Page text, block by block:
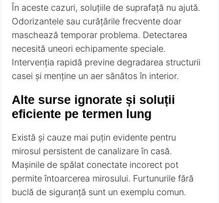
În aceste cazuri, soluțiile de suprafață nu ajută.
Odorizantele sau curățările frecvente doar
maschează temporar problema. Detectarea
necesită uneori echipamente speciale.
Intervenția rapidă previne degradarea structurii
casei și menține un aer sănătos în interior.
Alte surse ignorate și soluții
eficiente pe termen lung
Există și cauze mai puțin evidente pentru
mirosul persistent de canalizare în casă.
Mașinile de spălat conectate incorect pot
permite întoarcerea mirosului. Furtunurile fără
buclă de siguranță sunt un exemplu comun.